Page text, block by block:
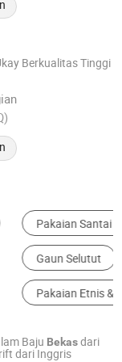
Berkualitas Tinggi
2024
Gaun A-Line
Baju Bekasdari
dari Inggris
Ltd.